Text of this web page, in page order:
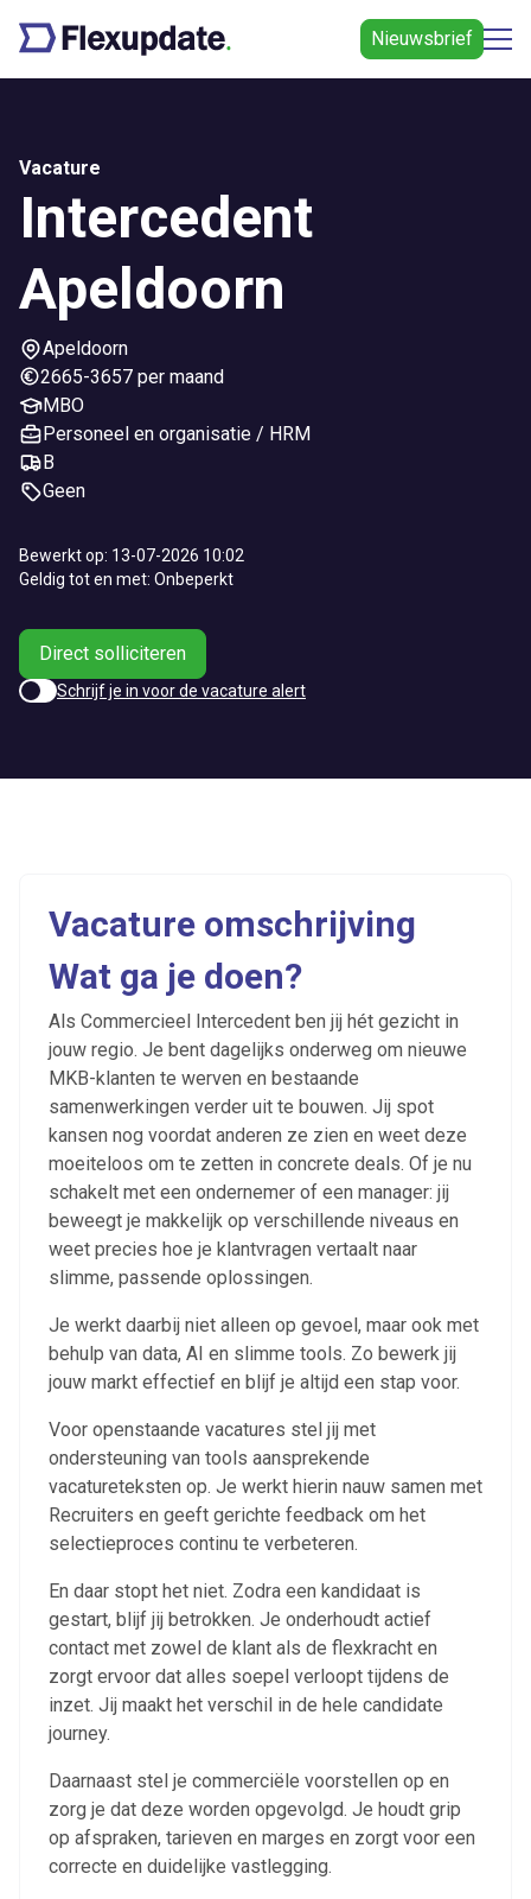
Nieuwsbrief
Vacature
Intercedent
Apeldoorn
Apeldoorn
2665-3657 per maand
MBO
Personeel en organisatie / HRM
B
Geen
Bewerkt op: 13-07-2026 10:02
Geldig tot en met: Onbeperkt
Direct solliciteren
Schrijf je in voor de vacature alert
Vacature omschrijving
Wat ga je doen?
Als Commercieel Intercedent ben jij hét gezicht in
jouw regio. Je bent dagelijks onderweg om nieuwe
MKB-klanten te werven en bestaande
samenwerkingen verder uit te bouwen. Jij spot
kansen nog voordat anderen ze zien en weet deze
moeiteloos om te zetten in concrete deals. Of je nu
schakelt met een ondernemer of een manager: jij
beweegt je makkelijk op verschillende niveaus en
weet precies hoe je klantvragen vertaalt naar
slimme, passende oplossingen.
Je werkt daarbij niet alleen op gevoel, maar ook met
behulp van data, AI en slimme tools. Zo bewerk jij
jouw markt effectief en blijf je altijd een stap voor.
Voor openstaande vacatures stel jij met
ondersteuning van tools aansprekende
vacatureteksten op. Je werkt hierin nauw samen met
Recruiters en geeft gerichte feedback om het
selectieproces continu te verbeteren.
En daar stopt het niet. Zodra een kandidaat is
gestart, blijf jij betrokken. Je onderhoudt actief
contact met zowel de klant als de flexkracht en
zorgt ervoor dat alles soepel verloopt tijdens de
inzet. Jij maakt het verschil in de hele candidate
journey.
Daarnaast stel je commerciële voorstellen op en
zorg je dat deze worden opgevolgd. Je houdt grip
op afspraken, tarieven en marges en zorgt voor een
correcte en duidelijke vastlegging.